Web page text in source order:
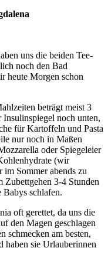
uns die beiden Tee-
noch den Bad
heute Morgen schon
beträgt meist 3
noch unten,
für Kartoffeln und Pasta
nur noch in Maßen
oder Spiegeleier
(wir
Sommer abends zu
3-4 Stunden
Babys schlafen.
oft gerettet, da uns die
den Magen geschlagen
schmecken am besten,
haben sie Urlauberinnen